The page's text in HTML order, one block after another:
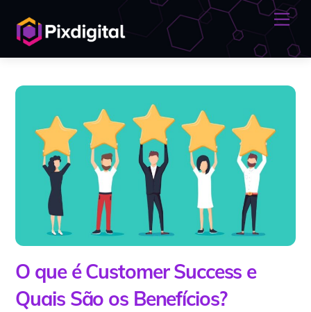
content
O que é Customer Success e
Quais São os Benefícios?